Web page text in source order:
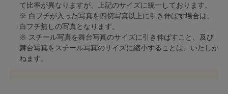
て比率が異なりますが、上記のサイズに統一しております。
※ 白フチが入った写真を四切写真以上に引き伸ばす場合は、
白フチ無しの写真となります。
※ スチール写真を舞台写真のサイズに引き伸ばすこと、及び
舞台写真をスチール写真のサイズに縮小することは、いたしか
ねます。